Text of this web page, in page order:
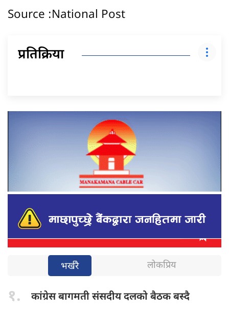
Source :National Post
प्रतिक्रिया
भर्खरै लोकप्रिय
१. कांग्रेस बागमतीसंसदीय दलको बैठक बस्दै